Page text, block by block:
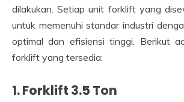
dilakukan. Setiap unit forklift yang
untuk memenuhi standar industri
optimal dan efisiensi tinggi. Berikut
forklift yang tersedia:
1. Forklift 3.5 Ton